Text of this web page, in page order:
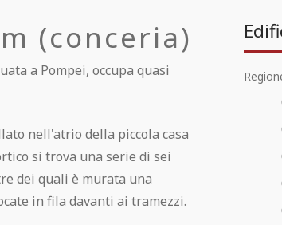
(conceria)
a Pompei, occupa quasi
nell'atrio della piccola casa
si trova una serie di sei
dei quali è murata una
in fila davanti ai tramezzi.